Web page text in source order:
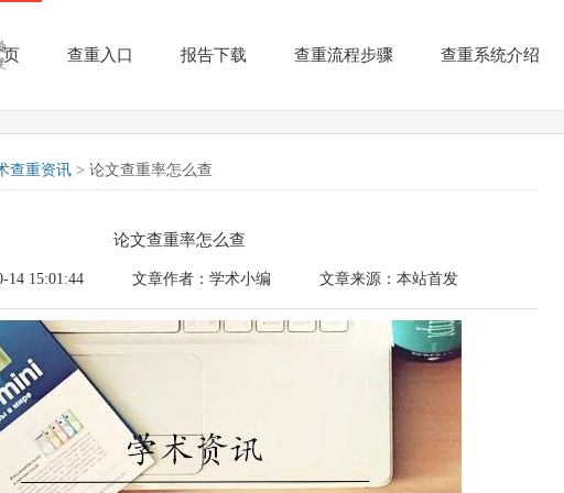
页 查重入口 报告下载 查重流程步骤 查重系统介绍
查重资讯 > 论文查重率怎么查
论文查重率怎么查
14 15:01:44 文章作者：学术小编 文章来源：本站首发